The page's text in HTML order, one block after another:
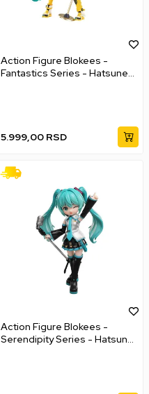
Action Figure Blokees -
Fantastics Series - Hatsune
5.999,00 RSD
Action Figure Blokees -
Serendipity Series - Hatsune